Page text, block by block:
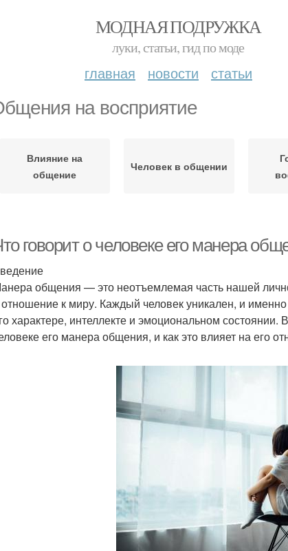
МОДНАЯ ПОДРУЖКА
луки, статьи, гид по моде
главная новости статьи
на восприятие
Влияние на
общение
Человек в общении
говорит о человеке его манера
общения — это неотъемлемая часть нашей
к миру. Каждый человек уникален, и
характере, интеллекте и эмоциональном
его манера общения, и как это влияет на его